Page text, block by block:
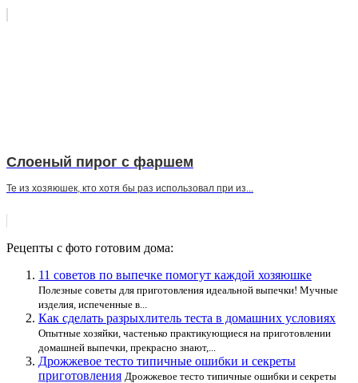
Слоеный пирог с фаршем
Те из хозяюшек, кто хотя бы раз использовал при из...
Рецепты с фото готовим дома:
11 советов по выпечке помогут каждой хозяюшке
Полезные советы для приготовления идеальной выпечки! Мучные
изделия, испеченные в...
Как сделать разрыхлитель теста в домашних условиях
Опытные хозяйки, частенько практикующиеся на приготовлении
домашней выпечки, прекрасно знают,...
Дрожжевое тесто типичные ошибки и секреты
приготовления Дрожжевое тесто типичные ошибки и секреты